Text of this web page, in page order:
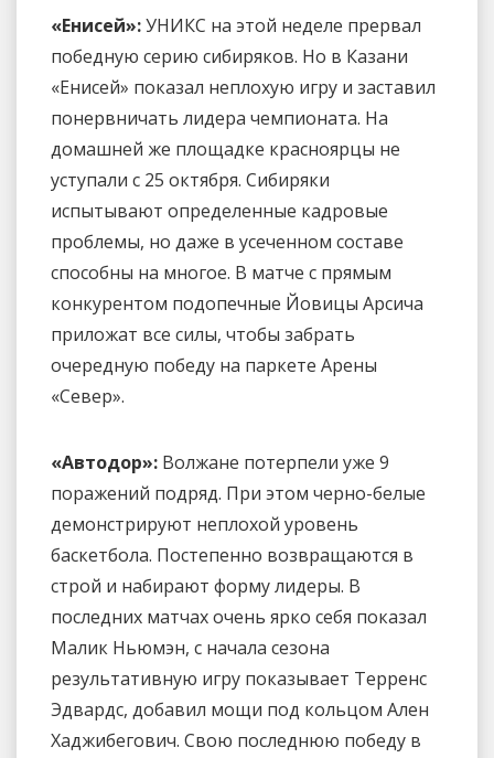
«Енисей»:УНИКС на этой неделе прервал
победную серию сибиряков. Но в Казани
«Енисей» показал неплохую игру и заставил
понервничать лидера чемпионата. На
домашней же площадке красноярцы не
уступали с 25 октября. Сибиряки
испытывают определенные кадровые
проблемы, но даже в усеченном составе
способны на многое. В матче с прямым
конкурентом подопечные Йовицы Арсича
приложат все силы, чтобы забрать
очередную победу на паркете Арены
«Север».
«Автодор»: Волжане потерпели уже 9
поражений подряд. При этом черно-белые
демонстрируют неплохой уровень
баскетбола. Постепенно возвращаются в
строй и набирают форму лидеры. В
последних матчах очень ярко себя показал
Малик Ньюмэн, с начала сезона
результативную игру показывает Терренс
Эдвардс, добавил мощи под кольцом Ален
Хаджибегович. Свою последнюю победу в